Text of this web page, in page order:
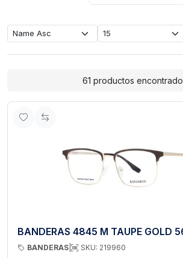
BANDERAS
61 productos
BANDERAS 4845 M TAUPE GOLD
BANDERAS SKU: 219960